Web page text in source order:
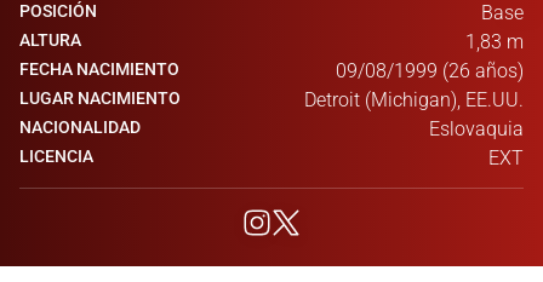
POSICIÓN Base
ALTURA 1,83 m
FECHA NACIMIENTO 09/08/1999 (26 años)
LUGAR NACIMIENTO Detroit (Michigan), EE.UU.
NACIONALIDAD Eslovaquia
LICENCIA EXT